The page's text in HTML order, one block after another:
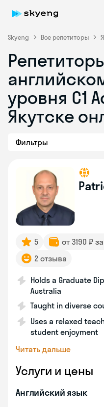
Skyeng Все репетиторы
уровня C1
Якутске
Фильтры
5 от 3190 ₽
2 отзыва
Holds a Graduate
Australia
Taught in diverse
Uses a relaxed
student enjoyment
Читать дальше
Услуги и цены
Английский язык
Skyeng Chat